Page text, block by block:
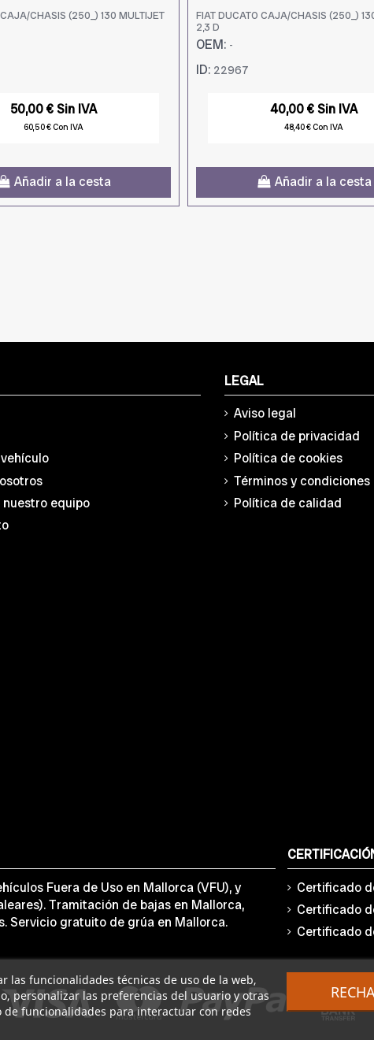
CHASIS (250_) 130 MULTIJET
50,00 € Sin IVA
60,50 € Con IVA
Añadir a la cesta
FIAT DUCATO CAJA/CHASIS (250_)
2,3 D
OEM: -
ID: 22967
40,00 € Sin IVA
48,40 € Con IVA
Añadir a la cesta
nuestro equipo
LEGAL
Aviso legal
Política de privacidad
Política de cookies
Términos y condiciones
Política de calidad
las funcionalidades técnicas de uso de la web,
personalizar las preferencias del usuario y otras
funcionalidades para interactuar con redes
Fuera de Uso en Mallorca (VFU), y
Tramitación de bajas en Mallorca,
Servicio gratuito de grúa en Mallorca.
Certificado
Certificado
Certificado